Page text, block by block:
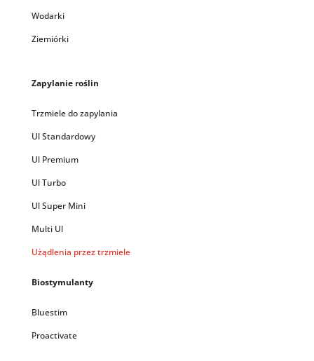
Wodarki
Ziemiórki
Zapylanie roślin
Trzmiele do zapylania
Ul Standardowy
Ul Premium
Ul Turbo
Ul Super Mini
Multi Ul
Użądlenia przez trzmiele
Biostymulanty
Bluestim
Proactivate